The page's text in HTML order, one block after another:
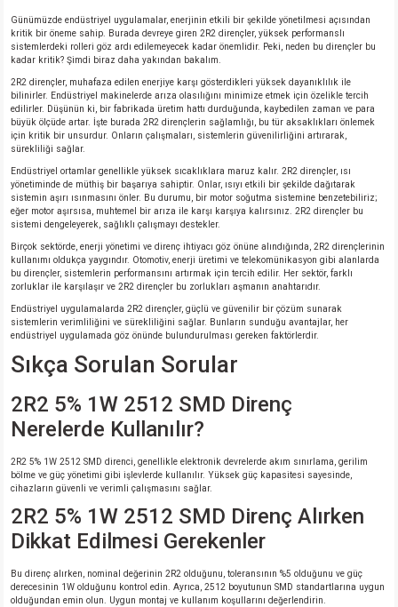
Günümüzde endüstriyel uygulamalar, enerjinin etkili bir şekilde yönetilmesi açısından
kritik bir öneme sahip. Burada devreye giren 2R2 dirençler, yüksek performanslı
sistemlerdeki rolleri göz ardı edilemeyecek kadar önemlidir. Peki, neden bu dirençler bu
kadar kritik? Şimdi biraz daha yakından bakalım.
2R2 dirençler, muhafaza edilen enerjiye karşı gösterdikleri yüksek dayanıklılık ile
bilinirler. Endüstriyel makinelerde arıza olasılığını minimize etmek için özelikle tercih
edilirler. Düşünün ki, bir fabrikada üretim hattı durduğunda, kaybedilen zaman ve para
büyük ölçüde artar. İşte burada 2R2 dirençlerin sağlamlığı, bu tür aksaklıkları önlemek
için kritik bir unsurdur. Onların çalışmaları, sistemlerin güvenilirliğini artırarak,
sürekliliği sağlar.
Endüstriyel ortamlar genellikle yüksek sıcaklıklara maruz kalır. 2R2 dirençler, ısı
yönetiminde de müthiş bir başarıya sahiptir. Onlar, ısıyı etkili bir şekilde dağıtarak
sistemin aşırı ısınmasını önler. Bu durumu, bir motor soğutma sistemine benzetebiliriz;
eğer motor aşırsısa, muhtemel bir arıza ile karşı karşıya kalırsınız. 2R2 dirençler bu
sistemi dengeleyerek, sağlıklı çalışmayı destekler.
Birçok sektörde, enerji yönetimi ve direnç ihtiyacı göz önüne alındığında, 2R2 dirençlerinin
kullanımı oldukça yaygındır. Otomotiv, enerji üretimi ve telekomünikasyon gibi alanlarda
bu dirençler, sistemlerin performansını artırmak için tercih edilir. Her sektör, farklı
zorluklar ile karşılaşır ve 2R2 dirençler bu zorlukları aşmanın anahtarıdır.
Endüstriyel uygulamalarda 2R2 dirençler, güçlü ve güvenilir bir çözüm sunarak
sistemlerin verimliliğini ve sürekliliğini sağlar. Bunların sunduğu avantajlar, her
endüstriyel uygulamada göz önünde bulundurulması gereken faktörlerdir.
Sıkça Sorulan Sorular
2R2 5% 1W 2512 SMD Direnç
Nerelerde Kullanılır?
2R2 5% 1W 2512 SMD direnci, genellikle elektronik devrelerde akım sınırlama, gerilim
bölme ve güç yönetimi gibi işlevlerde kullanılır. Yüksek güç kapasitesi sayesinde,
cihazların güvenli ve verimli çalışmasını sağlar.
2R2 5% 1W 2512 SMD Direnç Alırken
Dikkat Edilmesi Gerekenler
Bu direnç alırken, nominal değerinin 2R2 olduğunu, toleransının %5 olduğunu ve güç
derecesinin 1W olduğunu kontrol edin. Ayrıca, 2512 boyutunun SMD standartlarına uygun
olduğundan emin olun. Uygun montaj ve kullanım koşullarını değerlendirin.